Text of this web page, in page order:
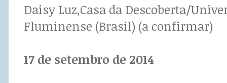
Daisy Luz,Casa da Descoberta/
Fluminense (Brasil) (a confirmar)
17 de setembro de 2014